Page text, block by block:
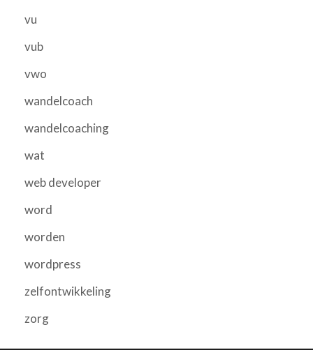
vu
vub
vwo
wandelcoach
wandelcoaching
wat
web developer
word
worden
wordpress
zelfontwikkeling
zorg